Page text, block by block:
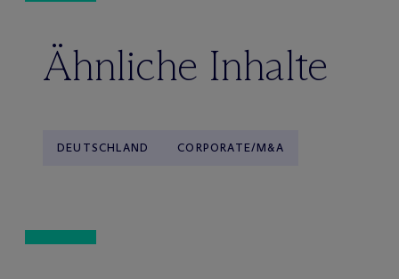
Ähnliche Inhalte
DEUTSCHLAND CORPORATE/M&A